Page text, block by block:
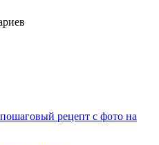
рецепт с фото на